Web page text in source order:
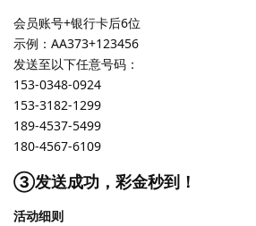
会员账号+银行卡后6位
示例：AA373+123456
发送至以下任意号码：
153-0348-0924
153-3182-1299
189-4537-5499
180-4567-6109
③发送成功，彩金秒到！
活动细则